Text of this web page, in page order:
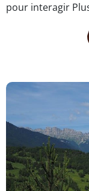
pour interagir